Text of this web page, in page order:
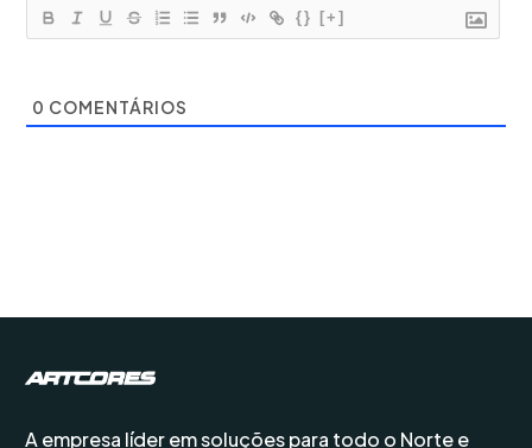
{} [+]
0 COMENTÁRIOS
A empresa líder em soluções para todo o Norte e